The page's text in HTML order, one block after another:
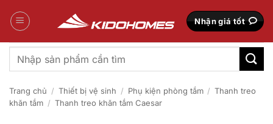
qua
Nhận giá tốt
Tìm
kiếm:
Trang chủ / Thiết bị vệ sinh / Phụ kiện phòng tắm / Thanh treo
khăn tắm / Thanh treo khăn tắm Caesar